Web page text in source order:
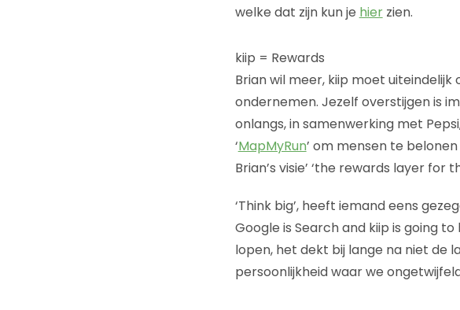
welke dat zijn kun je hierzien.
kiip = Rewards
Brian wil meer, kiip moet
ondernemen. Jezelf overstijgen is
onlangs, in samenwerking met
‘MapMyRun’ om mensen te
Brian’s visie’ ‘the rewards layer
‘Think big’, heeft iemand eens
Google is Search and kiip is going
lopen, het dekt bij lange na niet de
persoonlijkheid waar we